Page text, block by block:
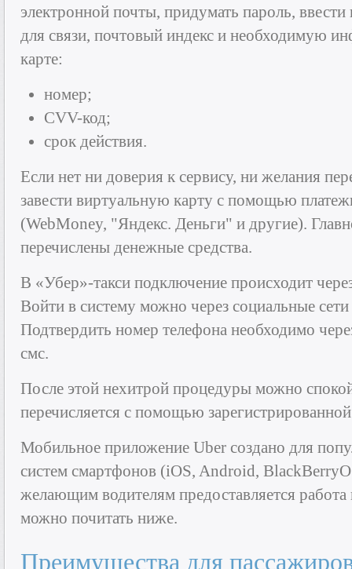
электронной почты, придумать пароль,
для связи, почтовый индекс и необходимую
карте:
номер;
CVV-код;
срок действия.
Если нет ни доверия к сервису, ни желания
завести виртуальную карту с помощью
(WebMoney, "Яндекс. Деньги" и другие).
перечислены денежные средства.
В «Убер»-такси подключение происходит
Войти в систему можно через социальные
Подтвердить номер телефона необходимо
смс.
После этой нехитрой процедуры можно
перечисляется с помощью
Мобильное приложение Uber создано для
систем смартфонов (iOS, Android,
желающим водителям предоставляется
можно почитать ниже.
Преимущества для